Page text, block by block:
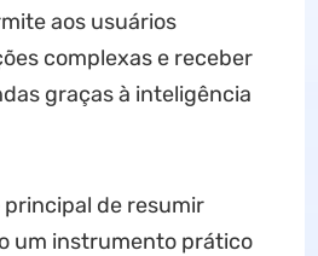
aos usuários
complexas e receber
graças à inteligência
de resumir
um instrumento prático